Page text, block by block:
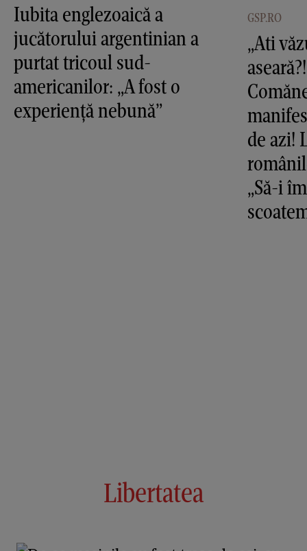
Iubita englezoaică a
jucătorului argentinian a
purtat tricoul sud-
americanilor: „A fost o
experiență nebună”
GSP.RO
„Ati
de azi!
„Să-i
Libertatea